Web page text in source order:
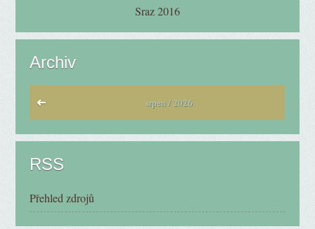
Sraz 2016
Archiv
srpen / 2026
RSS
Přehled zdrojů